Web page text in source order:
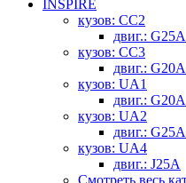
INSPIRE
кузов: CC2
двиг.: G25A
кузов: CC3
двиг.: G20A
кузов: UA1
двиг.: G20A
кузов: UA2
двиг.: G25A
кузов: UA4
двиг.: J25A
Смотреть весь